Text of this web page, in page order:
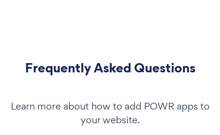
Frequently Asked Questions
Learn more about how to add POWR apps to
your website.